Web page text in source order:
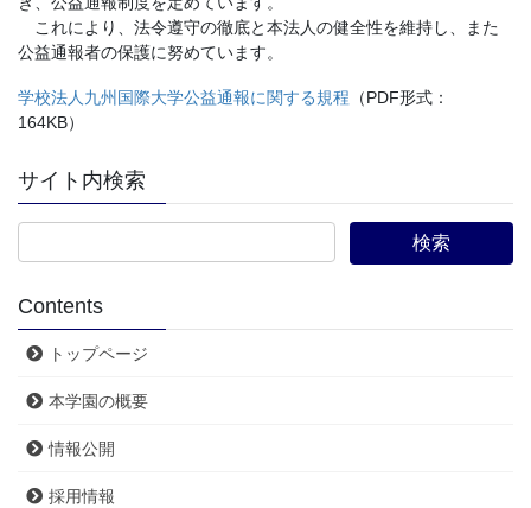
これにより、法令遵守の徹底と本法人の健全性を維持し、また
公益通報者の保護に努めています。
学校法人九州国際大学公益通報に関する規程 （PDF形式：
164KB）
サイト内検索
Contents
トップページ
本学園の概要
情報公開
採用情報